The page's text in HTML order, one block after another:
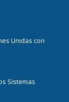
Unidas con
Sistemas